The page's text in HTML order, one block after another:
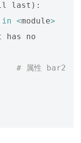
last ):
in <module>
has
no
# 属性 bar2